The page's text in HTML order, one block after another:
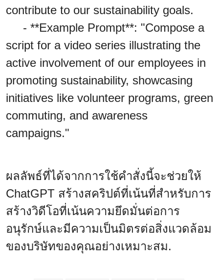
contribute to our sustainability goals.
- **Example Prompt**: "Compose a
script for a video series illustrating the
active involvement of our employees in
promoting sustainability, showcasing
initiatives like volunteer programs, green
commuting, and awareness
campaigns."
ผลลัพธ์ที่ได้จากการใช้คำสั่งนี้จะช่วยให้
ChatGPT สร้างสคริปต์ที่เน้นที่สำหรับการ
สร้างวิดีโอที่เน้นความยึดมั่นต่อการ
อนุรักษ์และมีความเป็นมิตรต่อสิ่งแวดล้อม
ของบริษัทของคุณอย่างเหมาะสม.